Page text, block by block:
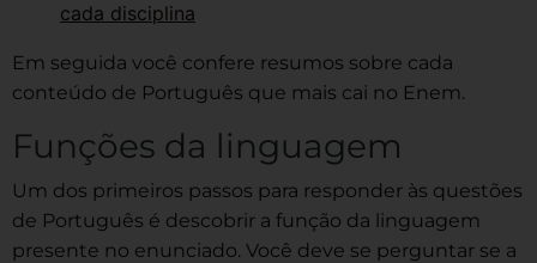
cada disciplina
Em seguida você confere resumos sobre cada
conteúdo de Português que mais cai no Enem.
Funções da linguagem
Um dos primeiros passos para responder às questões
de Português é descobrir a função da linguagem
presente no enunciado. Você deve se perguntar se a